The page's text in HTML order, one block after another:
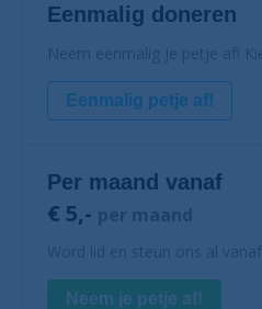
Eenmalig doneren
Neem eenmalig je petje af!
Eenmalig petje af!
Per maand vanaf
€ 5,- per maand
Word lid en steun ons al
Neem je petje af!